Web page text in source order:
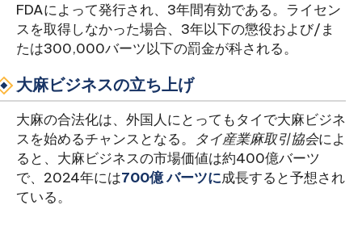
FDAによって発行され、3年間有効である。ライセン
スを取得しなかった場合、3年以下の懲役および/ま
たは300,000バーツ以下の罰金が科される。
大麻ビジネスの立ち上げ
大麻の合法化は、外国人にとってもタイで大麻ビジネ
スを始めるチャンスとなる。
タイ産業麻取引協会によ
ると、大麻ビジネスの市場価値は約400億バーツ
で、2024年には700億バーツに成長すると予想され
ている。